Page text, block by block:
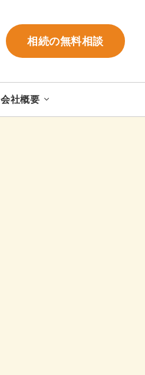
相続の無料相談
会社概要